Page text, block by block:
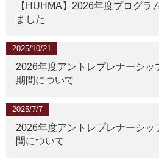
【HUHMA】2026年度プログラ
ました
2025/10/21
2026年度アントレプレナーシッ
期間について
2025/7/7
2026年度アントレプレナーシッ
間について